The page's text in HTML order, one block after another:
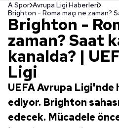
A Spor Avrupa Ligi Haberleri
Brighton -
zaman? Saat
kanalda? |
Ligi
UEFA Avrupa Ligi'nde
ediyor. Brighton
edecek. Mücadele